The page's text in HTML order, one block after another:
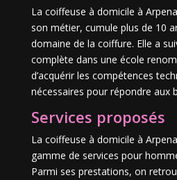
La coiffeuse à domicile à
son métier, cumule plus de 10
domaine de la coiffure. Elle a
complète dans une école
d’acquérir les compétences
nécessaires pour répondre aux
Services proposés
La coiffeuse à domicile à
gamme de services pour
Parmi ses prestations, on